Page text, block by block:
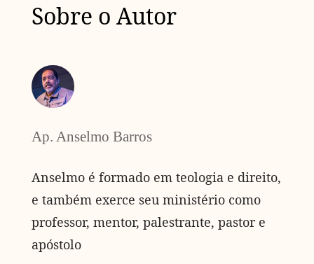
Sobre o Autor
Ap. Anselmo Barros
Anselmo é formado em teologia e direito,
e também exerce seu ministério como
professor, mentor, palestrante, pastor e
apóstolo